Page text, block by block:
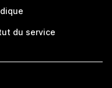
du service